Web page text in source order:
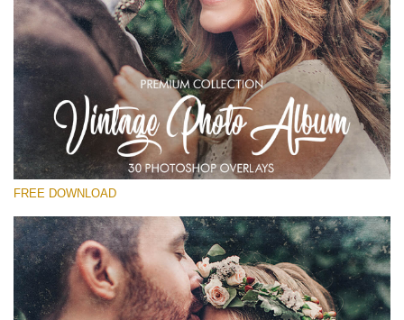
Kérlek, válassz
Free Vintage Overlay #18
Small 800*533px
Vintage Photo Album
(30 Overlays)
Light Sparkling
(740 Overlays)
Large 6000*4000px
FREE DOWNLOAD